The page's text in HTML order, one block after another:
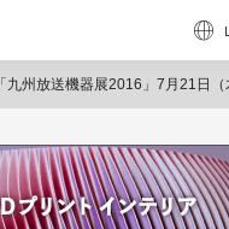
「九州放送機器展2016」7月21日（木）22（金）開催（日本ポス